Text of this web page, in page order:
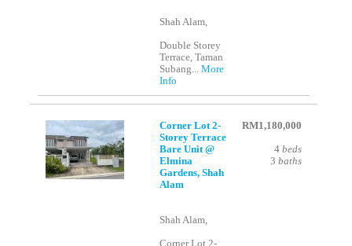
Shah Alam,
Double Storey
Terrace, Taman
Subang...More
Info
Corner Lot 2-
Storey Terrace
Bare Unit @
Elmina
Gardens, Shah
Alam
Shah Alam,
Corner Lot 2-
RM1,180,000
4 beds
3 baths